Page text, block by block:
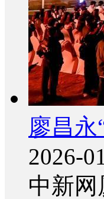
廖昌
2026-
中新网